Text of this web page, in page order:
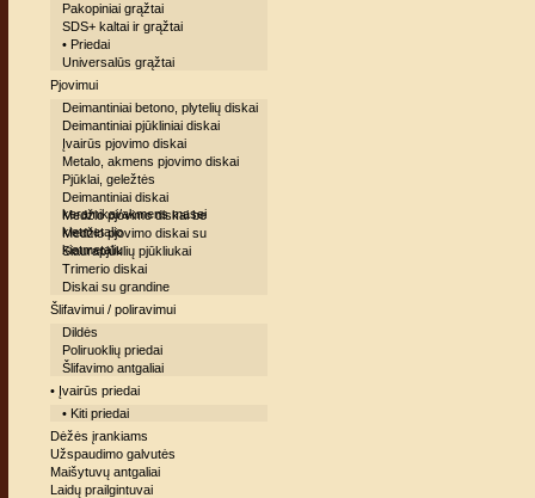
Pakopiniai grąžtai
SDS+ kaltai ir grąžtai
• Priedai
Universalūs grąžtai
Pjovimui
Deimantiniai betono, plytelių diskai
Deimantiniai pjūkliniai diskai
Įvairūs pjovimo diskai
Metalo, akmens pjovimo diskai
Pjūklai, geležtės
Deimantiniai diskai
keramikai/akmens masei
Medžio pjovimo diskai be
kietmetalio
Medžio pjovimo diskai su
kietmetaliu
Siaurapjūklių pjūkliukai
Trimerio diskai
Diskai su grandine
Šlifavimui / poliravimui
Dildės
Poliruoklių priedai
Šlifavimo antgaliai
• Įvairūs priedai
• Kiti priedai
Dėžės įrankiams
Užspaudimo galvutės
Maišytuvų antgaliai
Laidų prailgintuvai